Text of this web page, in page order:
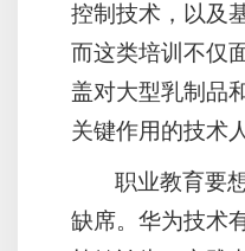
控制技术，以及
而这类培训不仅
盖对大型乳制品
关键作用的技术
职业教育要
缺席。华为技术